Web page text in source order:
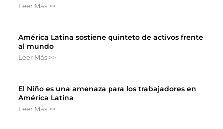
Leer Más >>
América Latina sostiene quinteto de activos frente
al mundo
Leer Más >>
El Niño es una amenaza para los trabajadores en
América Latina
Leer Más >>